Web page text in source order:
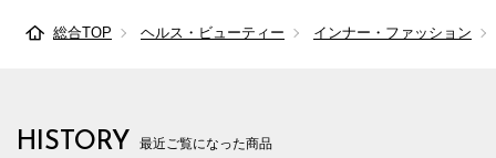
総合TOP ヘルス・ビューティー インナー・ファッション
HISTORY 最近ご覧になった商品